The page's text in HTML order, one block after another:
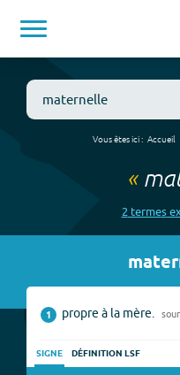
Vous êtes ici : Accueil
«
2 termes
1 propre à la mère.
SIGNE DÉFINITION LSF